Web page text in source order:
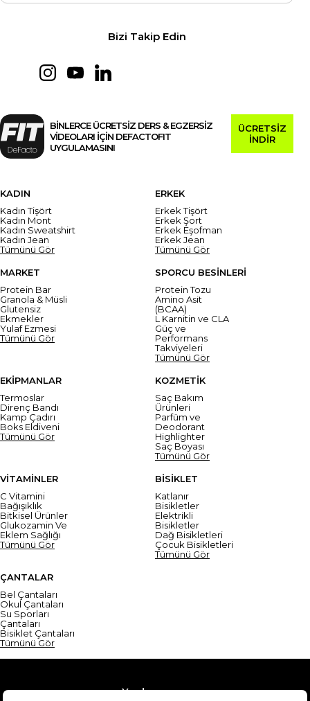
Bizi Takip Edin
BİNLERCE ÜCRETSİZ DERS & EGZERSİZ
VİDEOLARI İÇİN DEFACTOFIT
UYGULAMASINI
ÜCRETSİZ
İNDİR
KADIN
Kadın Tişört
Kadın Mont
Kadın Sweatshirt
Kadın Jean
Tümünü Gör
ERKEK
Erkek Tişört
Erkek Şort
Erkek Eşofman
Erkek Jean
Tümünü Gör
MARKET
Protein Bar
Granola & Müsli
Glutensiz
Ekmekler
Yulaf Ezmesi
Tümünü Gör
SPORCU BESİNLERİ
Protein Tozu
Amino Asit
(BCAA)
L Karnitin ve CLA
Güç ve
Performans
Takviyeleri
Tümünü Gör
EKİPMANLAR
Termoslar
Direnç Bandı
Kamp Çadırı
Boks Eldiveni
Tümünü Gör
KOZMETİK
Saç Bakım
Ürünleri
Parfüm ve
Deodorant
Highlighter
Saç Boyası
Tümünü Gör
VİTAMİNLER
C Vitamini
Bağışıklık
Bitkisel Ürünler
Glukozamin Ve
Eklem Sağlığı
Tümünü Gör
BİSİKLET
Katlanır
Bisikletler
Elektrikli
Bisikletler
Dağ Bisikletleri
Çocuk Bisikletleri
Tümünü Gör
ÇANTALAR
Bel Çantaları
Okul Çantaları
Su Sporları
Çantaları
Bisiklet Çantaları
Tümünü Gör
Yardım